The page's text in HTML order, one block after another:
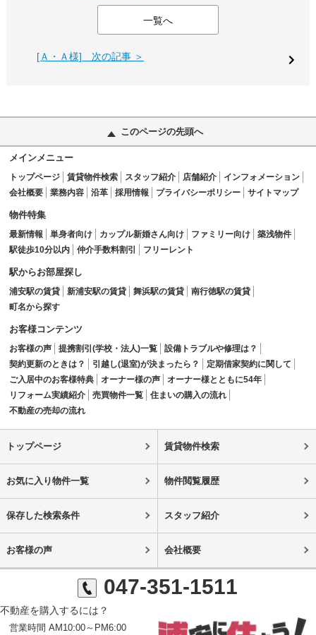
一覧へ
[Ａ・Ａ様] 次の記事 ＞
このページの先頭へ
メインメニュー
トップページ 賃貸物件検索 スタッフ紹介 店舗紹介
インフォメーション
会社概要
業務内容 沿革 採用情報 プライバシーポリシー サイトマップ
物件特集
最新情報 単身者向け カップル新婚さん向け ファミリー向け
築浅物件
駅徒歩10分以内
仲介手数料割引 フリーレント
駅からお部屋探し
浦安駅の賃貸 新浦安駅の賃貸 舞浜駅の賃貸
南行徳駅の賃貸
町名から探す
お客様コンテンツ
お客様の声 提携割引(学校・法人)一覧
設備トラブルや修理は？
契約更新のときは？
引越し(退室)が決まったら？
定期借家契約に関して
ご入居中のお客様特典
オーナー様の声
オーナー様とともに54年
リフォーム実績紹介
売買物件一覧
住まいの購入の流れ
不動産の売却の流れ
トップページ 賃貸物件検索
お気に入り物件一覧 物件閲覧履歴
保存した検索条件 スタッフ紹介
お客様の声 会社概要
047-351-1511
不動産を購入するには？
営業時間 AM10:00～PM6:00